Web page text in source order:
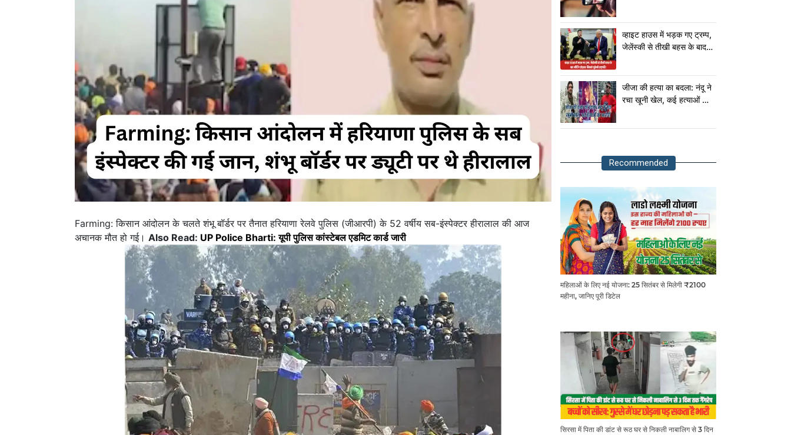
Farming: किसान आंदोलन के चलते शंभू बॉर्डर पर तैनात हरियाणा रेलवे पुलिस (जीआरपी) के 52 वर्षीय सब-इंस्पेक्टर हीरालाल की आज
अचानक मौत हो गई। Also Read: UP Police Bharti: यूपी पुलिस कांस्टेबल एडमिट कार्ड जारी
व्हाइट हाउस में भड़क गए ट्रम्प,
जेलेंस्की से तीखी बहस के बाद
जीजा की हत्या का बदला: नंदू ने
रचा खूनी खेल, कई हत्याओं का
Recommended
महिलाओं के लिए नई योजना: 25 सितंबर से मिलेगी ₹2100
महीना, जानिए पूरी डिटेल
सिरसा में पिता की डांट से रूठ घर से निकली नाबालिग से 3 दिन